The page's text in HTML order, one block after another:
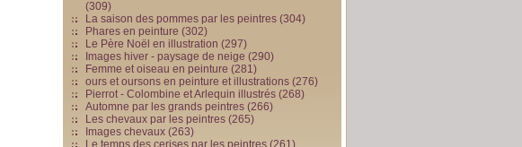
(309)
La saison des pommes par les peintres (304)
Phares en peinture (302)
Le Père Noël en illustration (297)
Images hiver - paysage de neige (290)
Femme et oiseau en peinture (281)
ours et oursons en peinture et illustrations (276)
Pierrot - Colombine et Arlequin illustrés (268)
Automne par les grands peintres (266)
Les chevaux par les peintres (265)
Images chevaux (263)
Le temps des cerises par les peintres (261)